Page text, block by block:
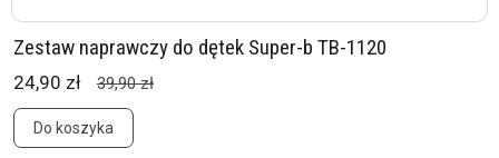
Zestaw naprawczy do dętek Super-b TB-1120
24,90 zł 39,90 zł
Do koszyka